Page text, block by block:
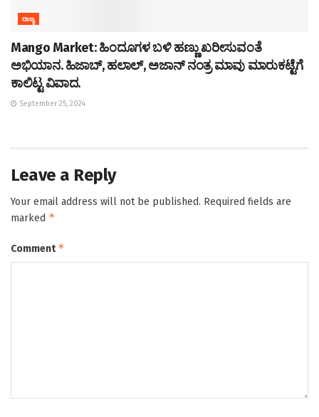
ರಾಜ್ಯ
Mango Market: ಹಿಂದೂಗಳ ಬಳಿ ಹಣ್ಣು ಖರೀಸುವಂತೆ
ಅಭಿಯಾನ. ಹಿಜಾಬ್, ಹಲಾಲ್, ಅಜಾನ್ ನಂತ್ರ ಮಾವು ಮಾರುಕಟ್ಟೆಗೆ
ಕಾಲಿಟ್ಟ ವಿವಾದ.
September 25, 2024
Leave a Reply
Your email address will not be published. Required fields are
marked *
Comment*